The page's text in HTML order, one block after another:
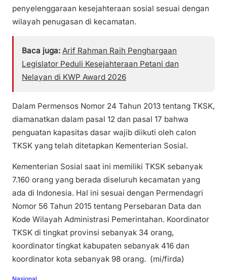
penyelenggaraan kesejahteraan sosial sesuai dengan
wilayah penugasan di kecamatan.
Baca juga: Arif Rahman Raih Penghargaan
Legislator Peduli Kesejahteraan Petani dan
Nelayan di KWP Award 2026
Dalam Permensos Nomor 24 Tahun 2013 tentang TKSK,
diamanatkan dalam pasal 12 dan pasal 17 bahwa
penguatan kapasitas dasar wajib diikuti oleh calon
TKSK yang telah ditetapkan Kementerian Sosial.
Kementerian Sosial saat ini memiliki TKSK sebanyak
7.160 orang yang berada diseluruh kecamatan yang
ada di Indonesia. Hal ini sesuai dengan Permendagri
Nomor 56 Tahun 2015 tentang Persebaran Data dan
Kode Wilayah Administrasi Pemerintahan. Koordinator
TKSK di tingkat provinsi sebanyak 34 orang,
koordinator tingkat kabupaten sebanyak 416 dan
koordinator kota sebanyak 98 orang. (mi/firda)